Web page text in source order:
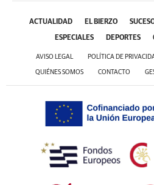
ACTUALIDAD EL BIERZO
ESPECIALES DEPORTES
AVISO LEGAL POLÍTICA DE
QUIÉNES SOMOS CONTACTO